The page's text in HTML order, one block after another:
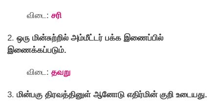
விடை: சரி
2. ஒரு மின்சுற்றில் அம்மீட்டர் பக்க இணைப்பில்
இணைக்கப்படும்.
விடை: தவறு
3. மின்பகு திரவத்தினுள் ஆனாேடு எதிர்மின் குறி உடையது.